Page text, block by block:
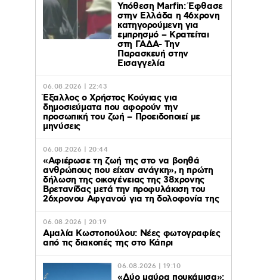
Υπόθεση Marfin: Έφθασε
στην Ελλάδα η 46χρονη
κατηγορούμενη για
εμπρησμό – Κρατείται
στη ΓΑΔΑ- Την
Παρασκευή στην
Εισαγγελία
06.08.2026 | 22:43
Έξαλλος ο Χρήστος Κούγιας για
δημοσιεύματα που αφορούν την
προσωπική του ζωή – Προειδοποιεί με
μηνύσεις
06.08.2026 | 20:44
«Αφιέρωσε τη ζωή της στο να βοηθά
ανθρώπους που είχαν ανάγκη», η πρώτη
δήλωση της οικογένειας της 38χρονης
Βρετανίδας μετά την προφυλάκιση του
26χρονου Αφγανού για τη δολοφονία της
06.08.2026 | 20:19
Αμαλία Κωστοπούλου: Νέες φωτογραφίες
από τις διακοπές της στο Κάπρι
06.08.2026 | 19:10
«Δύο μαύρα πουκάμισα»: